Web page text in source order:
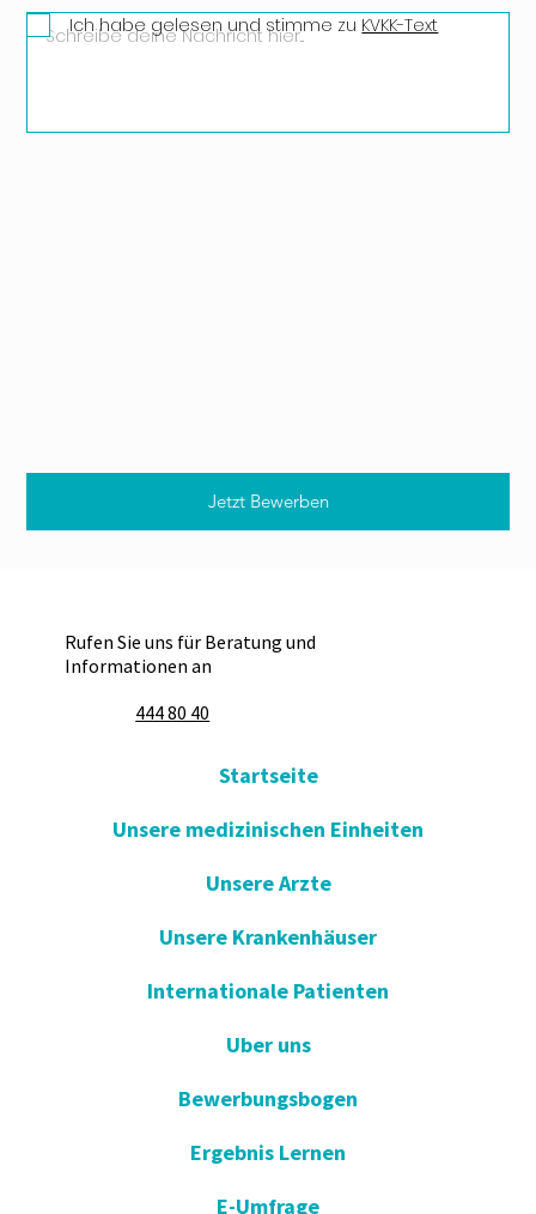
Jetzt Bewerben
Ich habe gelesen und stimme zu KVKK-Text
Rufen Sie uns für Beratung und
Informationen an
444 80 40
Startseite
Unsere medizinischen Einheiten
Unsere Arzte
Unsere Krankenhäuser
Internationale Patienten
Uber uns
Bewerbungsbogen
Ergebnis Lernen
E-Umfrage